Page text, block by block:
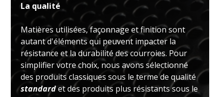
La qualité
Matières utilisées, façonnage et finition sont
autant d'éléments qui peuvent impacter la
résistance et la durabilité des courroies. Pour
simplifier votre choix, nous avons sélectionné
des produits classiques sous le terme de qualité
standardet des produits plus résistants sous le